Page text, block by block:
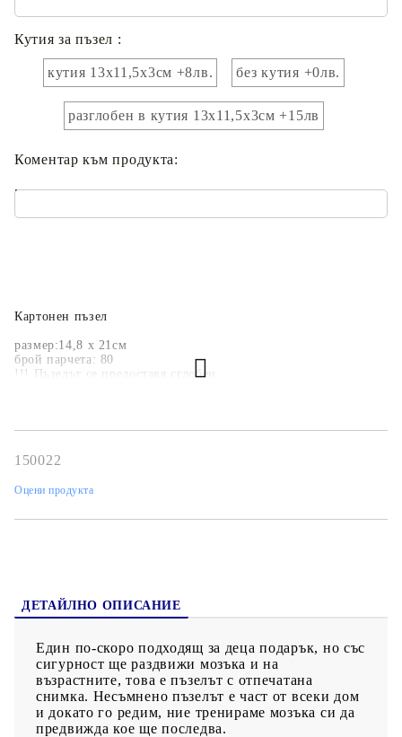
Картонен пъзел
размер:14,8 x 21см
брой парчета: 80
!!! Пъзелът се предоставя сглобен
Опция разглобяване + 3лв.
Кутия за пъзел :
кутия 13х11,5х3см +8лв. без кутия +0лв.
разглобен в кутия 13х11,5х3см +15лв
Коментар към продукта:
.
150022
Оцени продукта
ДЕТАЙЛНО ОПИСАНИЕ
Един по-скоро подходящ за деца подарък, но със
сигурност ще раздвижи мозъка и на
възрастните, това е пъзелът с отпечатана
снимка. Несъмнено пъзелът е част от всеки дом
и докато го редим, ние тренираме мозъка си да
предвижда кое ще последва.